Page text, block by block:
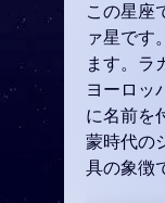
この星座
ァ星です
ます。ラ
ヨーロッ
に名前を
蒙時代の
具の象徴